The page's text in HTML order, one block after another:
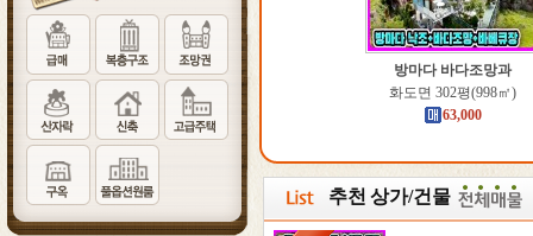
방마다 바다조망과
화도면 302평(998㎡)
63,000
추천 상가/건물